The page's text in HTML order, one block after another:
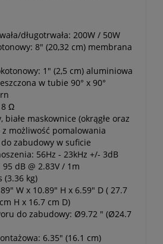
długotrwała: 200W / 50W
8" (20,32 cm) membrana
1" (2,5 cm) aluminiowa
w tubie 90° x 90°
Ω
białe maskownice (okrągłe oraz
możliwość pomalowania
zabudowy w suficie
56Hz - 23kHz +/- 3dB
dB @ 2.83V / 1m
(3.36 kg)
W x 10.89" H x 6.59" D ( 27.7
H x 16.7 cm D)
do zabudowy: Ø9.72 " (Ø24.7
6.35" (16.1 cm)